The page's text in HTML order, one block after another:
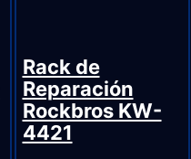
Rack de
Reparación
Rockbros KW-
4421